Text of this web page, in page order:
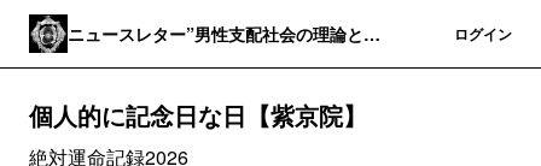
ニュースレター”男性支配社会の理論と実
ログイン
個人的に記念日な日【紫京院】
絶対運命記録2026